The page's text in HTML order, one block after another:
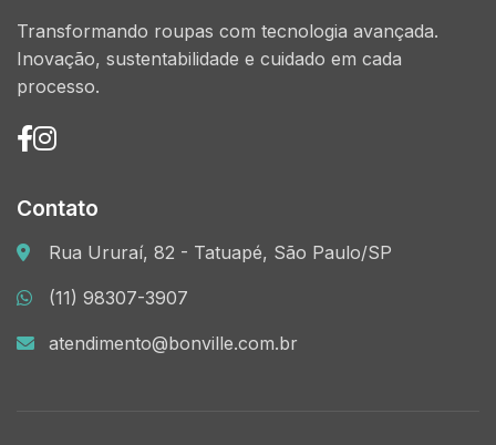
Transformando roupas com tecnologia avançada.
Inovação, sustentabilidade e cuidado em cada
processo.
Contato
Rua Ururaí, 82 - Tatuapé, São Paulo/SP
(11) 98307-3907
atendimento@bonville.com.br